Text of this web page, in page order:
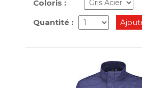
Coloris :
Quantité :